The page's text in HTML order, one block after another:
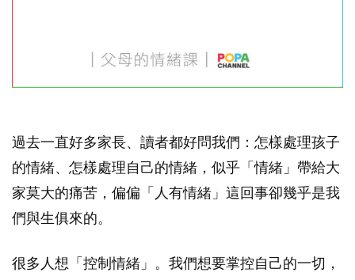
過去一直好多家長、讀者都好問我們：怎樣處理孩子
的情緒、怎樣處理自己的情緒，似乎「情緒」帶給大
家莫大的痛苦，偏偏「人有情緒」這回事卻幾乎是我
們與生俱來的。
很多人想「控制情緒」。我們想要掌控自己的一切，